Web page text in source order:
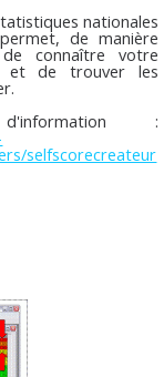
nationales
de manière
connaître votre
et de trouver les
:
selfscorecreateur